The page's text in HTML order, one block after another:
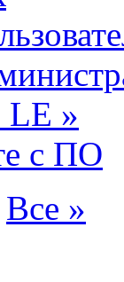
LE »
с ПО
Все »